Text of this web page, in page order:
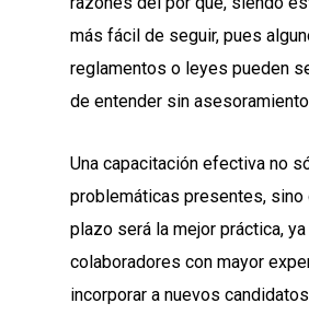
más fácil de seguir, pues
reglamentos o leyes pueden
de entender sin
Una capacitación efectiva no
problemáticas presentes, sino
plazo será la mejor práctica,
colaboradores con mayor
incorporar a nuevos